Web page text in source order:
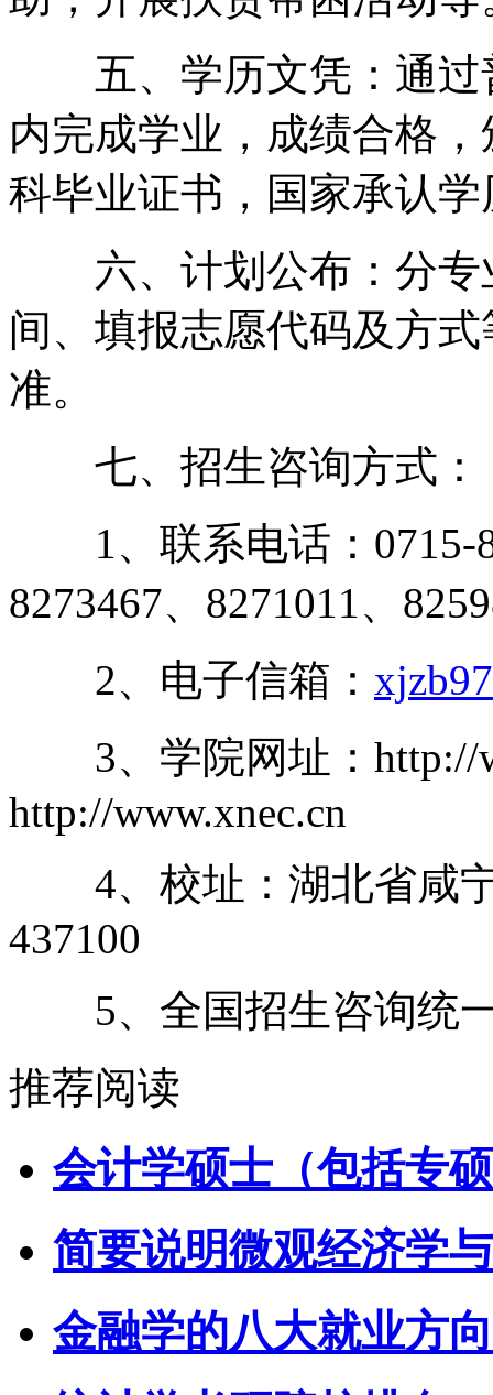
五、学历文凭：通过
内完成学业，成绩合格
科毕业证书，国家承认学
六、计划公布：分专
间、填报志愿代码及方
准。
七、招生咨询方式：
1、联系电话：0715-
8273467、8271011、
2、电子信箱：
3、学院网址：http://
http://www.xnec.cn
4、校址：湖北省咸宁
437100
5、全国招生咨询统一
推荐阅读
会计学硕士（包括专
简要说明微观经济学
金融学的八大就业方